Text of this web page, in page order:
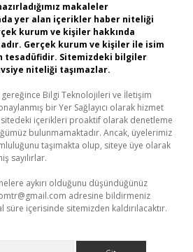
makaleler
yer alan içerikler haber niteliği
kurum ve kişiler hakkında
Gerçek kurum ve kişiler ile isim
tesadüfidir. Sitemizdeki bilgiler
niteliği taşımazlar.
gereğince Bilgi Teknolojileri ve İletişim
bir Yer Sağlayıcı olarak hizmet
içerikleri proaktif olarak denetleme
bulunmamaktadır. Ancak, üyelerimiz
taşımakta olup, siteye üye olarak
sayılırlar.
aykırı olduğunu düşündüğünüz
adresine bildirmeniz
içerisinde sitemizden kaldırılacaktır.